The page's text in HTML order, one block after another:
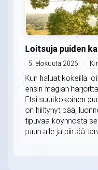
Loitsuja puiden
5. elokuuta 2026
Kun haluat kokeilla
ensin magian
Etsi suurikokoinen
on hiiltynyt pää,
tipuvaa köynnöstä
puun alle ja piirtää